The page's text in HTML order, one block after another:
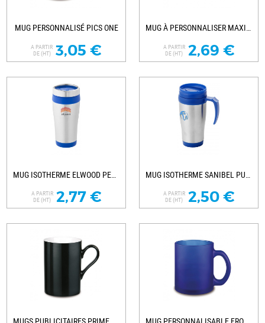
MUG PERSONNALISÉ PICS ONE
A PARTIR
DE (HT) 3,05 €
MUG À PERSONNALISER MAXIM CAFÉ
A PARTIR
DE (HT) 2,69 €
A PARTIR
DE (HT) 2,77 € A PARTIR
DE (HT) 2,50 €